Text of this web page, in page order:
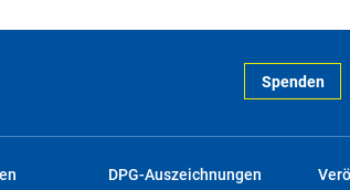
Spenden
DPG-Auszeichnungen